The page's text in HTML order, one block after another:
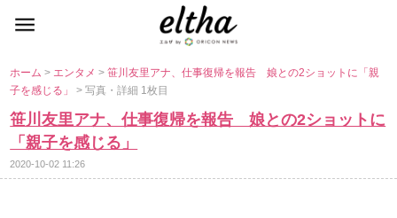
ホーム> エンタメ>笹川友里アナ、仕事復帰を報告 娘との2ショットに「親
子を感じる」> 写真・詳細 1枚目
笹川友里アナ、仕事復帰を報告 娘との2ショットに
「親子を感じる」
2020-10-02 11:26